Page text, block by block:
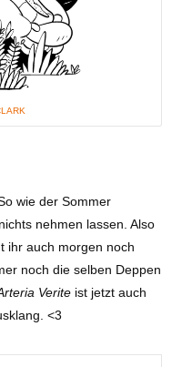
wie der Sommer
nehmen lassen. Also
ihr auch morgen noch
noch die selben Deppen
Verite ist jetzt auch
<3